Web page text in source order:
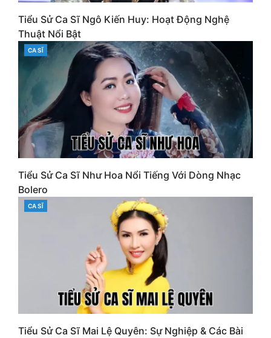
Tiểu Sử Ca Sĩ Ngô Kiến Huy: Hoạt Động Nghệ
Thuật Nổi Bật
CATEGORIES
CA SĨ
Tiểu Sử Ca Sĩ Như Hoa Nổi Tiếng Với Dòng Nhạc
Bolero
CATEGORIES
CA SĨ
Tiểu Sử Ca Sĩ Mai Lệ Quyên: Sự Nghiệp & Các Bài